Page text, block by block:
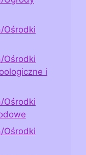
Ośrodki
Ośrodki
i
Ośrodki
Ośrodki